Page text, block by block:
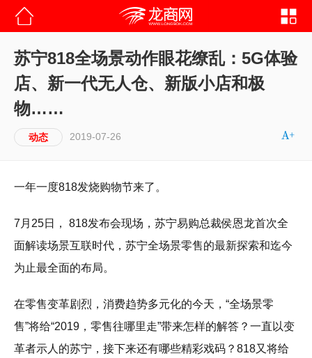
苏宁818全场景动作眼花缭乱：5G体验
店、新一代无人仓、新版小店和极
物……
动态 2019-07-26
一年一度818发烧购物节来了。
7月25日， 818发布会现场，苏宁易购总裁侯恩龙首次全
面解读场景互联时代，苏宁全场景零售的最新探索和迄今
为止最全面的布局。
在零售变革剧烈，消费趋势多元化的今天，“全场景零
售”将给“2019，零售往哪里走”带来怎样的解答？一直以变
革者示人的苏宁，接下来还有哪些精彩戏码？818又将给